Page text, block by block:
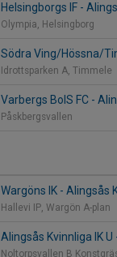
Helsingborgs IF -
Olympia, Helsingborg
Södra Ving/Hössna/
Idrottsparken A, Timmele
Varbergs BoIS FC -
Påskbergsvallen
Wargöns IK - Alingsås
Hallevi IP, Wargön A-plan
Alingsås Kvinnliga IK U
Noltorpsvallen B